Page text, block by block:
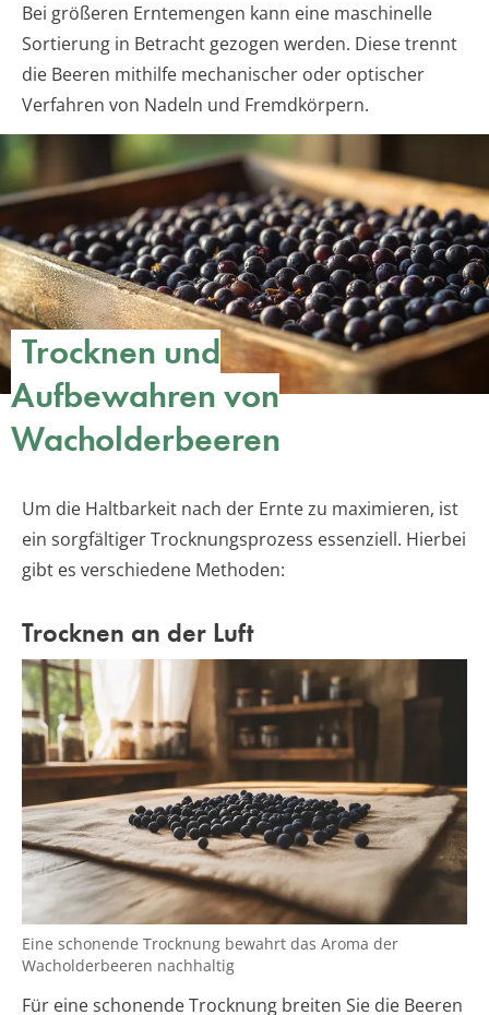
Bei größeren Erntemengen kann eine maschinelle
Sortierung in Betracht gezogen werden. Diese trennt
die Beeren mithilfe mechanischer oder optischer
Verfahren von Nadeln und Fremdkörpern.
Trocknen und
Aufbewahren von
Wacholderbeeren
Um die Haltbarkeit nach der Ernte zu maximieren, ist
ein sorgfältiger Trocknungsprozess essenziell. Hierbei
gibt es verschiedene Methoden:
Trocknen an der Luft
Eine schonende Trocknung bewahrt das Aroma der
Wacholderbeeren nachhaltig
Für eine schonende Trocknung breiten Sie die Beeren